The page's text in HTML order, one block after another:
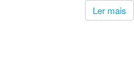
Ler mais